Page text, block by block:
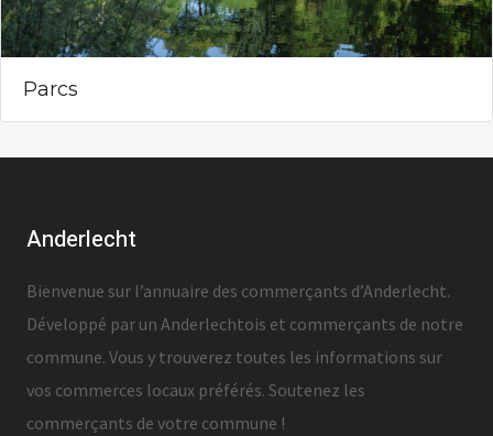
Parcs
Anderlecht
Bienvenue sur l’annuaire des commerçants d’Anderlecht.
Développé par un Anderlechtois et commerçants de notre
commune. Vous y trouverez toutes les informations sur
vos commerces locaux préférés. Soutenez les
commerçants de votre commune !